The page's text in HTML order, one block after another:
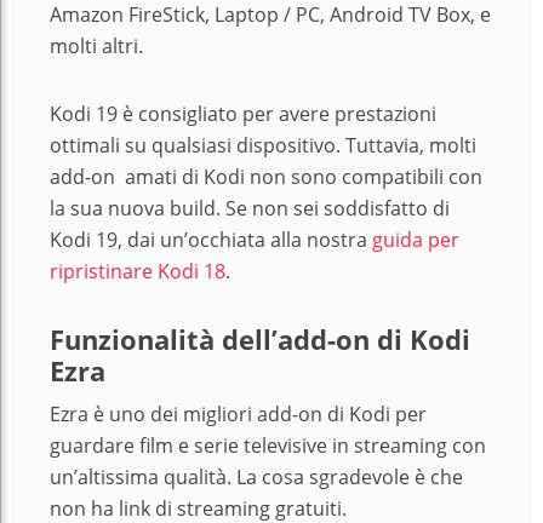
Amazon FireStick, Laptop / PC, Android TV Box, e
molti altri.
Kodi 19 è consigliato per avere prestazioni
ottimali su qualsiasi dispositivo. Tuttavia, molti
add-on amati di Kodi non sono compatibili con
la sua nuova build. Se non sei soddisfatto di
Kodi 19, dai un’occhiata alla nostra guida per
ripristinare Kodi 18.
Funzionalità dell’add-on di Kodi
Ezra
Ezra è uno dei migliori add-on di Kodi per
guardare film e serie televisive in streaming con
un’altissima qualità. La cosa sgradevole è che
non ha link di streaming gratuiti.